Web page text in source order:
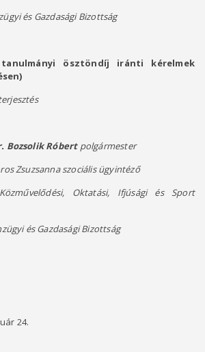
és Gazdasági Bizottság
ösztöndíj iránti kérelmek
Bozsolik Róbert polgármester
Zsuzsanna szociális ügyintéző
Oktatási, Ifjúsági és Sport
és Gazdasági Bizottság
24.